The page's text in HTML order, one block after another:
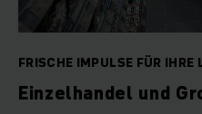
FRISCHE IMPULSE FÜR IHRE
Einzelhandel und